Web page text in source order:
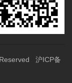
沪ICP备